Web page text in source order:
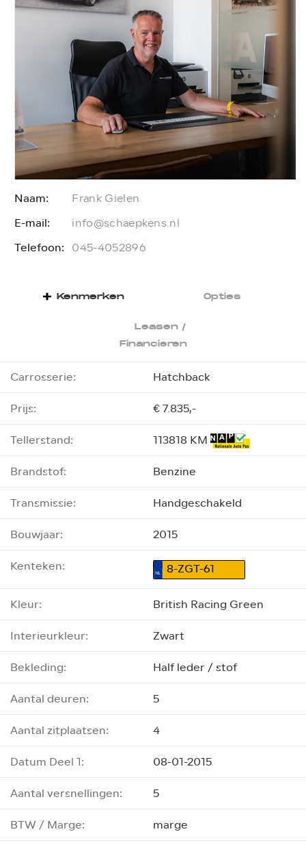
Naam: Frank Gielen
E-mail: info@schaepkens.nl
Telefoon: 045-4052896
Kenmerken Opties
Leasen /
Financieren
Carrosserie:
Hatchback
Prijs:
€ 7.835,-
Tellerstand:
113818 KM
Brandstof:
Benzine
Transmissie:
Handgeschakeld
Bouwjaar:
2015
Kenteken:
8-ZGT-61
Kleur:
British Racing Green
Interieurkleur:
Zwart
Bekleding:
Half leder / stof
Aantal deuren:
5
Aantal zitplaatsen:
4
Datum Deel 1:
08-01-2015
Aantal versnellingen:
5
BTW / Marge:
marge